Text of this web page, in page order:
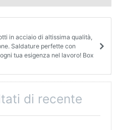
in acciaio di altissima qualità,
Saldature perfette con
tua esigenza nel lavoro! Box
di recente